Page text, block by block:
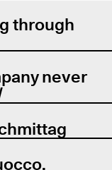
through
never